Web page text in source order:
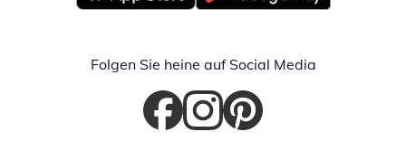
Öffnet in neuem FensterÖffnet in neuem Fenster
Folgen Sie heine auf Social Media
Öffnet in neuem Fenster
Öffnet in neuem Fenster
Öffnet in neuem Fenster